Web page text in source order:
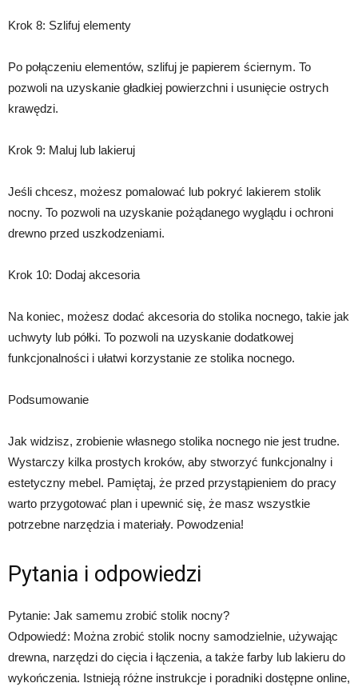
Krok 8: Szlifuj elementy
Po połączeniu elementów, szlifuj je papierem ściernym. To
pozwoli na uzyskanie gładkiej powierzchni i usunięcie ostrych
krawędzi.
Krok 9: Maluj lub lakieruj
Jeśli chcesz, możesz pomalować lub pokryć lakierem stolik
nocny. To pozwoli na uzyskanie pożądanego wyglądu i ochroni
drewno przed uszkodzeniami.
Krok 10: Dodaj akcesoria
Na koniec, możesz dodać akcesoria do stolika nocnego, takie jak
uchwyty lub półki. To pozwoli na uzyskanie dodatkowej
funkcjonalności i ułatwi korzystanie ze stolika nocnego.
Podsumowanie
Jak widzisz, zrobienie własnego stolika nocnego nie jest trudne.
Wystarczy kilka prostych kroków, aby stworzyć funkcjonalny i
estetyczny mebel. Pamiętaj, że przed przystąpieniem do pracy
warto przygotować plan i upewnić się, że masz wszystkie
potrzebne narzędzia i materiały. Powodzenia!
Pytania i odpowiedzi
Pytanie: Jak samemu zrobić stolik nocny?
Odpowiedź: Można zrobić stolik nocny samodzielnie, używając
drewna, narzędzi do cięcia i łączenia, a także farby lub lakieru do
wykończenia. Istnieją różne instrukcje i poradniki dostępne online,